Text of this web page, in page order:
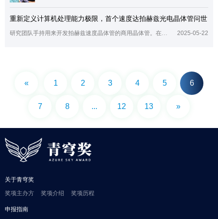
重新定义计算机处理能力极限，首个速度达拍赫兹光电晶体管问世
研究团队手持用来开发拍赫兹速度晶体管的商用晶体管。在一项具有开创性意义的国际合作研究中，美国亚利桑那大学研究团队展示了一种利用持续时间不到万亿分之一秒的超快光脉冲来操纵石墨烯中电子的方法。通过量子隧穿效应，他们记录到了电子几乎瞬间绕过物理屏障的现象，在引入市售晶体管后，成功制造出首个速度达到拍赫兹的光电晶体管。这一成果将重新定义计算机处理能力的极限，意味着超高速计算机技术的重大飞跃。研究发表在最新 2025-05-22
« 1 2 3 4 5 6
7 8 ... 12 13 »
关于青穹奖
奖项主办方
奖项介绍 奖项历程
申报指南